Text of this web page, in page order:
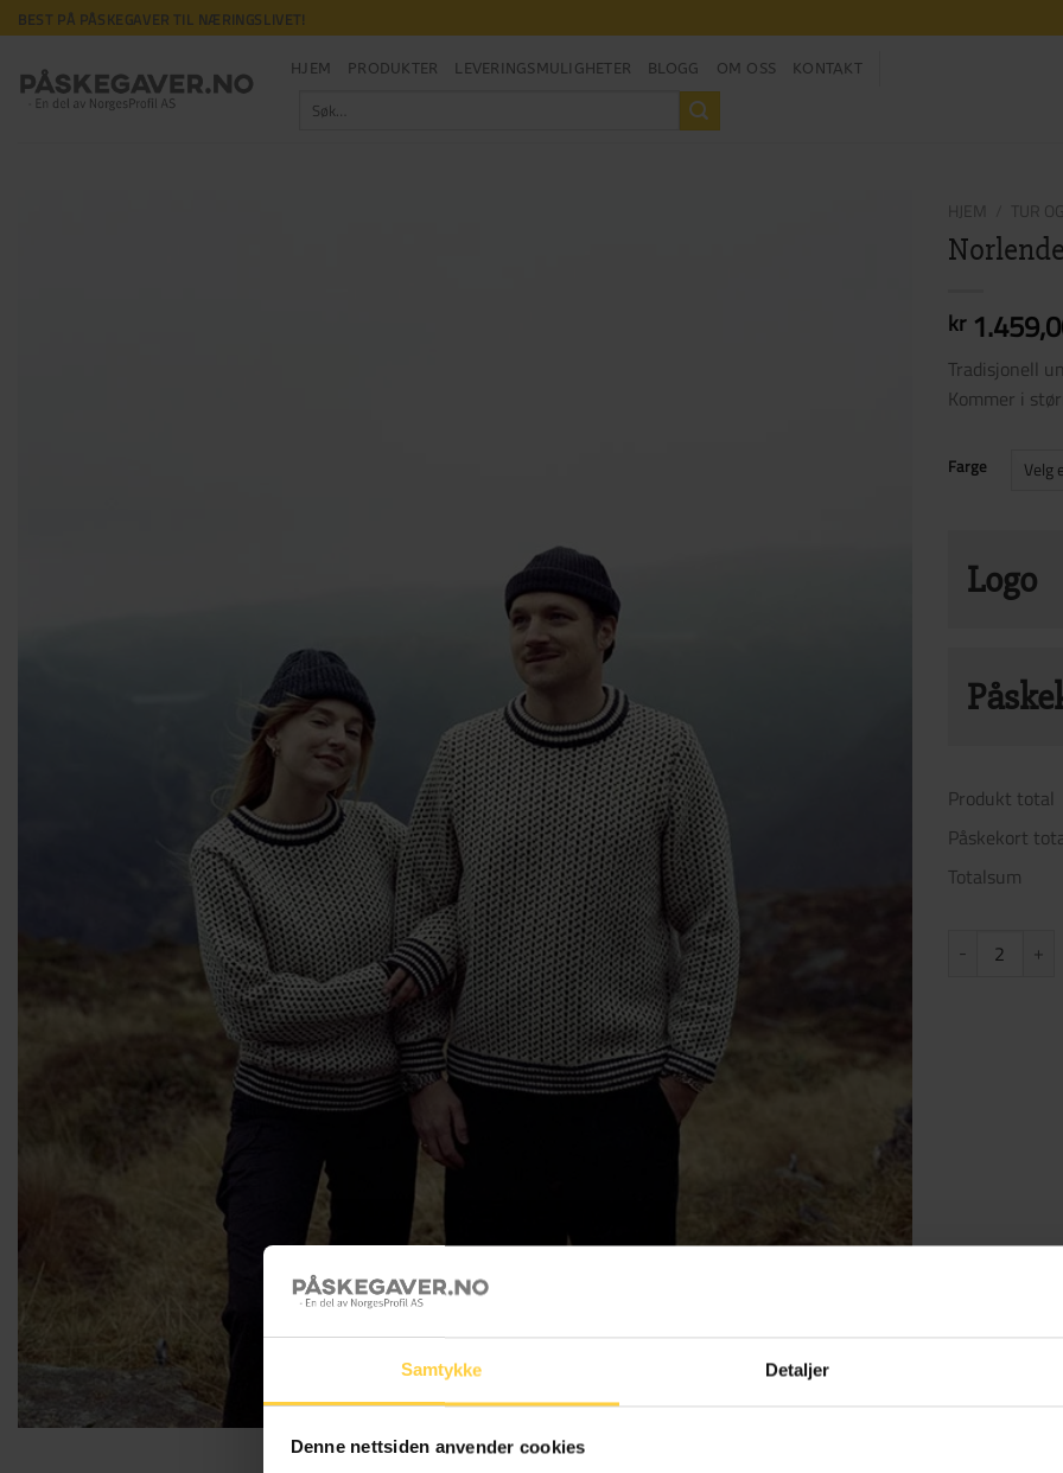
Samtykke Detaljer
Denne nettsiden anvender cookies
Skip
to
content
BEST PÅ PÅSKEGAVER TIL NÆRINGSLIVET!
HJEM PRODUKTER LEVERINGSMULIGHETER BLOGG OM OSS KONTAKT
Søk
etter:
HJEM TUR
kr
Tradisjonell
Kommer i
Farge
Logo
Legg
skriv
på
Produkt total
Påskekort
Totalsum
Norlender